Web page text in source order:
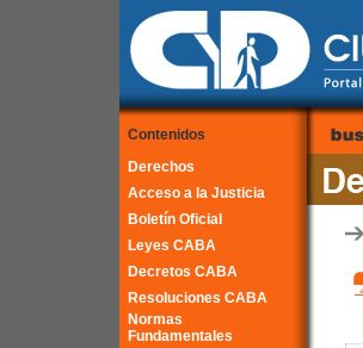
Contenidos
Derechos
Acceso a la Justicia
Boletín Oficial
Leyes CABA
Decretos CABA
Resoluciones CABA
Normas
Fundamentales